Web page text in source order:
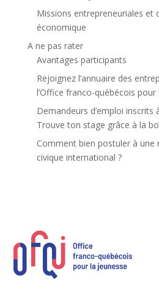
Missions entrepreneuriales et
économique
A ne pas rater
Avantages participants
Rejoignez l’annuaire des
l’Office franco-québécois pour
Demandeurs d’emploi inscrits
Trouve ton stage grâce à la
Comment bien postuler à une
civique international ?